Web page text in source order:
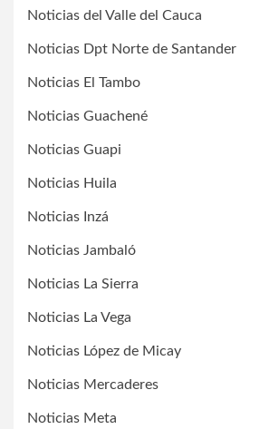
Noticias del Valle del Cauca
Noticias Dpt Norte de Santander
Noticias El Tambo
Noticias Guachené
Noticias Guapi
Noticias Huila
Noticias Inzá
Noticias Jambaló
Noticias La Sierra
Noticias La Vega
Noticias López de Micay
Noticias Mercaderes
Noticias Meta